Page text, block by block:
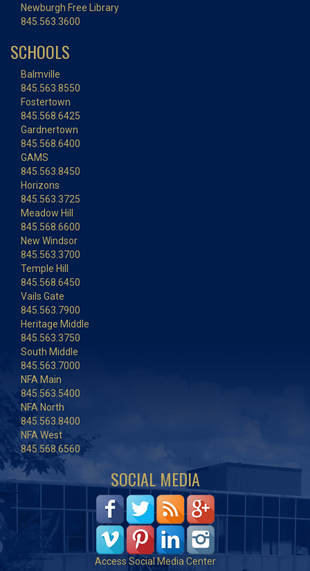
Newburgh Free Library
845.563.3600
SCHOOLS
Balmville
845.563.8550
Fostertown
845.568.6425
Gardnertown
845.568.6400
GAMS
845.563.8450
Horizons
845.563.3725
Meadow Hill
845.568.6600
New Windsor
845.563.3700
Temple Hill
845.568.6450
Vails Gate
845.563.7900
Heritage Middle
845.563.3750
South Middle
845.563.7000
NFA Main
845.563.5400
NFA North
845.563.8400
NFA West
845.568.6560
SOCIAL MEDIA
Access Social Media Center